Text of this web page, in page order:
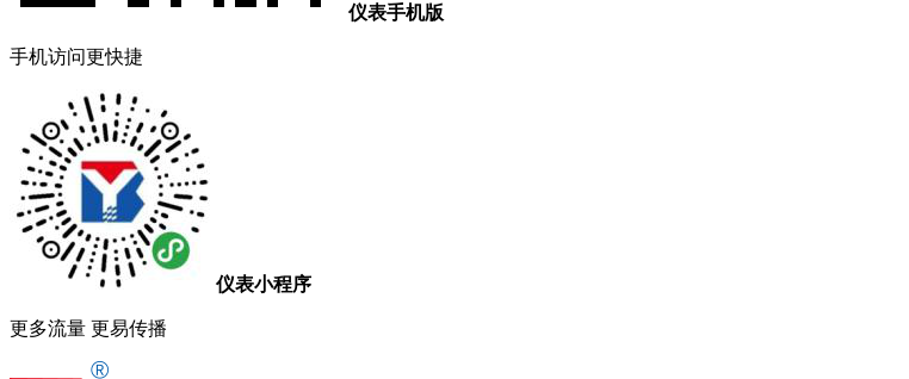
仪表手机版
手机访问更快捷
仪表小程序
更多流量 更易传播